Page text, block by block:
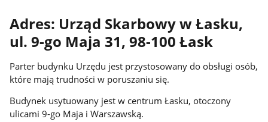
Adres: Urząd Skarbowy w Łasku,
ul. 9-go Maja 31, 98-100 Łask
Parter budynku Urzędu jest przystosowany do obsługi osób,
które mają trudności w poruszaniu się.
Budynek usytuowany jest w centrum Łasku, otoczony
ulicami 9-go Maja i Warszawską.